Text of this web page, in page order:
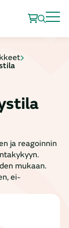
ja reagoinnin
mukaan.
ei-